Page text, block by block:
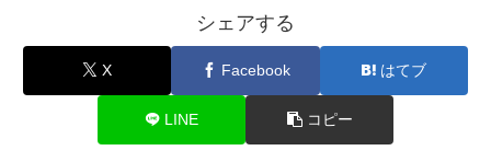
シェアする
X Facebook はてブ
LINE コピー